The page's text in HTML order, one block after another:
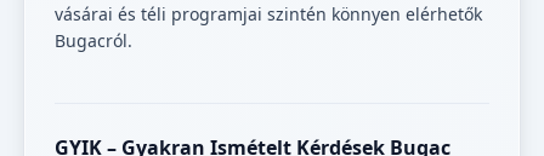
vásárai és téli programjai szintén könnyen elérhetők
Bugacról.
GYIK – Gyakran Ismételt Kérdések Bugac